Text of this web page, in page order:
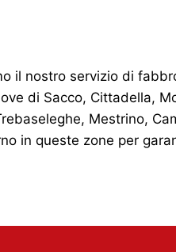
il nostro servizio di
di Sacco, Cittadella,
Mestrino,
in queste zone per